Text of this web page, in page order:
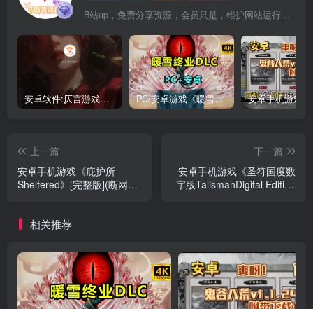
B站up，免费分享资源，会员只是，维护网站运行，会员权利为可以支持本地下载，更多内容，敬请期待！
安卓软件:仄言游戏库4.0APP全新上架了！没有下的赶紧下载呀！ PC/安卓游戏《暖雪最新v3.1.0.1》终业DLC整合版！
上一篇
安卓手机游戏《庇护所
Sheltered》[完整版](断网运
下一篇
安卓手机游戏《圣符国度数
字版TalismanDigital Edition
相关推荐